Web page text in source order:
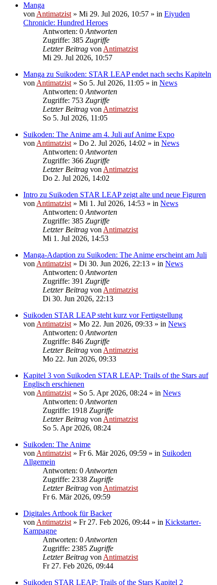
Manga
von Antimatzist » Mi 29. Jul 2026, 10:57 » in Eiyuden
Chronicle: Hundred Heroes
Antworten: 0 Antworten
Zugriffe: 385 Zugriffe
Letzter Beitrag von Antimatzist
Mi 29. Jul 2026, 10:57
Manga zu Suikoden: STAR LEAP endet nach sechs Kapiteln
von Antimatzist » So 5. Jul 2026, 11:05 » in News
Antworten: 0 Antworten
Zugriffe: 753 Zugriffe
Letzter Beitrag von Antimatzist
So 5. Jul 2026, 11:05
Suikoden: The Anime am 4. Juli auf Anime Expo
von Antimatzist » Do 2. Jul 2026, 14:02 » in News
Antworten: 0 Antworten
Zugriffe: 366 Zugriffe
Letzter Beitrag von Antimatzist
Do 2. Jul 2026, 14:02
Intro zu Suikoden STAR LEAP zeigt alte und neue Figuren
von Antimatzist » Mi 1. Jul 2026, 14:53 » in News
Antworten: 0 Antworten
Zugriffe: 385 Zugriffe
Letzter Beitrag von Antimatzist
Mi 1. Jul 2026, 14:53
Manga-Adaption zu Suikoden: The Anime erscheint am Juli
von Antimatzist » Di 30. Jun 2026, 22:13 » in News
Antworten: 0 Antworten
Zugriffe: 391 Zugriffe
Letzter Beitrag von Antimatzist
Di 30. Jun 2026, 22:13
Suikoden STAR LEAP steht kurz vor Fertigstellung
von Antimatzist » Mo 22. Jun 2026, 09:33 » in News
Antworten: 0 Antworten
Zugriffe: 846 Zugriffe
Letzter Beitrag von Antimatzist
Mo 22. Jun 2026, 09:33
Kapitel 3 von Suikoden STAR LEAP: Trails of the Stars auf
Englisch erschienen
von Antimatzist » So 5. Apr 2026, 08:24 » in News
Antworten: 0 Antworten
Zugriffe: 1918 Zugriffe
Letzter Beitrag von Antimatzist
So 5. Apr 2026, 08:24
Suikoden: The Anime
von Antimatzist » Fr 6. Mär 2026, 09:59 » in Suikoden
Allgemein
Antworten: 0 Antworten
Zugriffe: 2338 Zugriffe
Letzter Beitrag von Antimatzist
Fr 6. Mär 2026, 09:59
Digitales Artbook für Backer
von Antimatzist » Fr 27. Feb 2026, 09:44 » in Kickstarter-
Kampagne
Antworten: 0 Antworten
Zugriffe: 2385 Zugriffe
Letzter Beitrag von Antimatzist
Fr 27. Feb 2026, 09:44
Suikoden STAR LEAP: Trails of the Stars Kapitel 2